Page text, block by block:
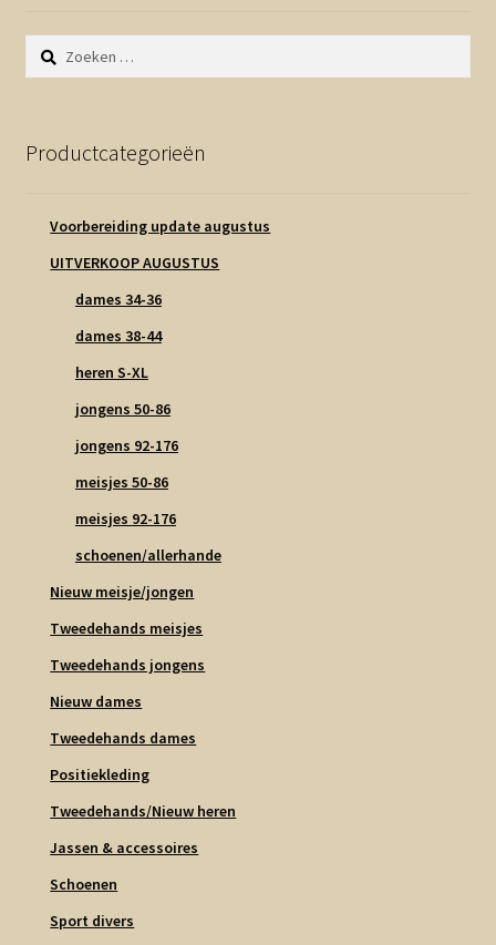
Zoeken
naar:
Productcategorieën
Voorbereiding update augustus
UITVERKOOP AUGUSTUS
dames 34-36
dames 38-44
heren S-XL
jongens 50-86
jongens 92-176
meisjes 50-86
meisjes 92-176
schoenen/allerhande
Nieuw meisje/jongen
Tweedehands meisjes
Tweedehands jongens
Nieuw dames
Tweedehands dames
Positiekleding
Tweedehands/Nieuw heren
Jassen & accessoires
Schoenen
Sport divers